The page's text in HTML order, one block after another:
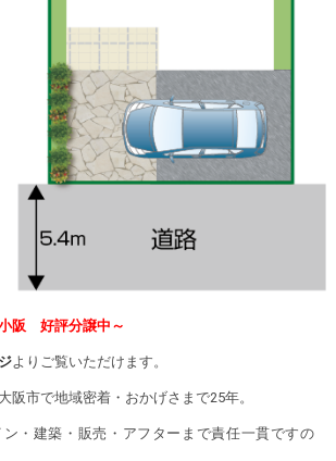
阪 好評分譲中～
よりご覧いただけます。
阪市で地域密着・おかげさまで25年。
・建築・販売・アフターまで責任一貫ですの